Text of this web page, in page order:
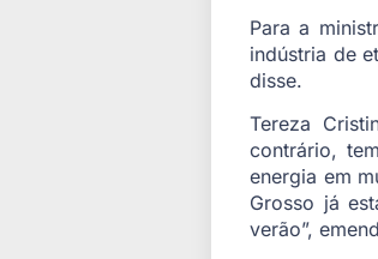
Para a
indústria de
disse.
Tereza
contrário,
energia em
Grosso já
verão”,